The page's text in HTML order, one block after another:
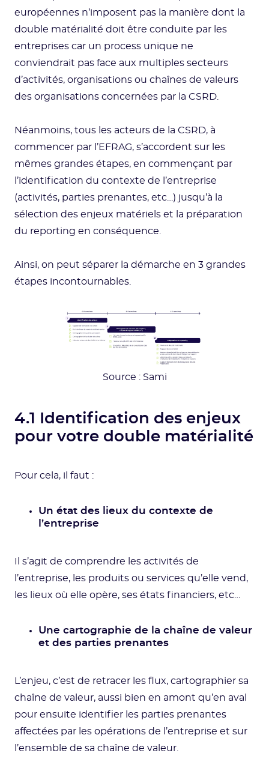
européennes n’imposent pas la manière dont la
double matérialité doit être conduite par les
entreprises car un process unique ne
conviendrait pas face aux multiples secteurs
d’activités, organisations ou chaînes de valeurs
des organisations concernées par la CSRD.
Néanmoins, tous les acteurs de la CSRD, à
commencer par l’EFRAG, s’accordent sur les
mêmes grandes étapes, en commençant par
l’identification du contexte de l’entreprise
(activités, parties prenantes, etc…) jusqu’à la
sélection des enjeux matériels et la préparation
du reporting en conséquence.
Ainsi, on peut séparer la démarche en 3 grandes
étapes incontournables.
Source : Sami
4.1 Identification des enjeux
pour votre double matérialité
Pour cela, il faut :
Un état des lieux du contexte de
l’entreprise
Il s’agit de comprendre les activités de
l’entreprise, les produits ou services qu’elle vend,
les lieux où elle opère, ses états financiers, etc…
Une cartographie de la chaîne de valeur
et des parties prenantes
L’enjeu, c’est de retracer les flux, cartographier sa
chaîne de valeur, aussi bien en amont qu’en aval
pour ensuite identifier les parties prenantes
affectées par les opérations de l’entreprise et sur
l’ensemble de sa chaîne de valeur.